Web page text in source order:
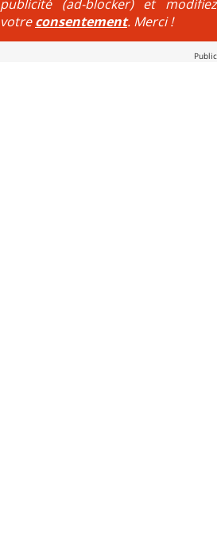
publicité (ad-blocker) et modifiez
votreconsentement. Merci !